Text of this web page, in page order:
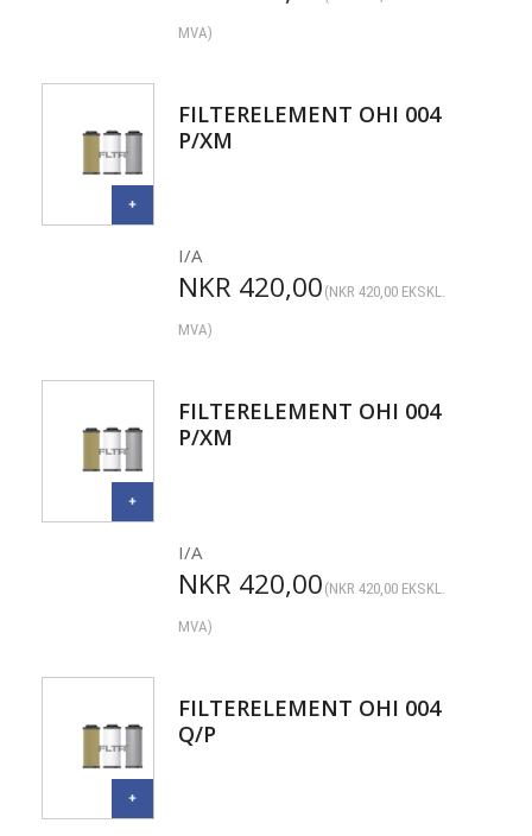
MVA)
FILTERELEMENT OHI 004
P/XM
I/A
NKR 420,00 (NKR 420,00EKSKL.
MVA)
FILTERELEMENT OHI 004
P/XM
I/A
NKR 420,00 (NKR 420,00EKSKL.
MVA)
FILTERELEMENT OHI 004
Q/P